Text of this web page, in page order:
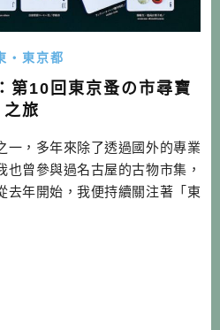
・東京都
第10回東京蚤の市尋寶
之旅
一，多年來除了透過國外的專業
曾參與過名古屋的古物市集，
去年開始，我便持續關注著「東
只辦兩次的超大型古物市集，